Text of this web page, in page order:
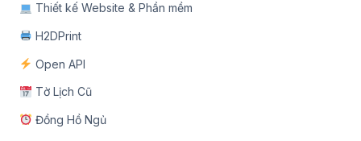
Thiết kế Website & Phần mềm
H2DPrint
Open API
Tờ Lịch Cũ
Đồng Hồ Ngủ